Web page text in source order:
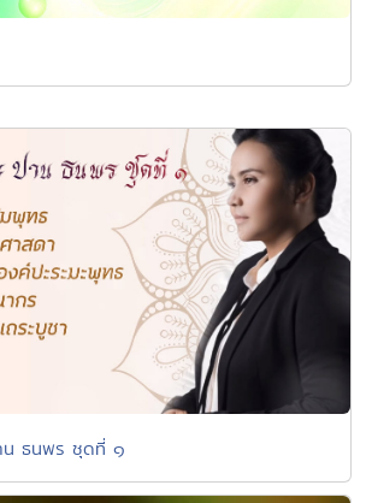
น ธนพร ชุดที่ ๑